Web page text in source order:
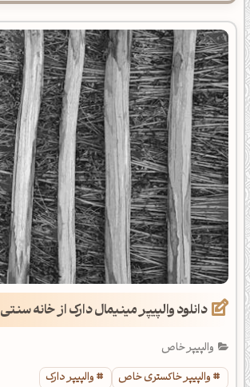
دانلود والپیپر مینیمال دارک از خانه سنتی
والپیپر خاص
والپیپر خاکستری خاص
والپیپر دارک